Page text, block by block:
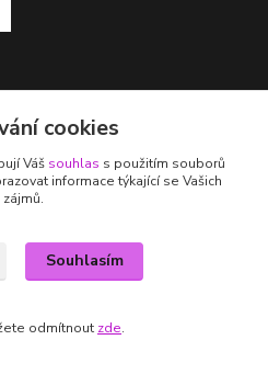
cookies
Váš souhlas s použitím souborů
informace týkající se Vašich
zájmů.
Souhlasím
odmítnout zde.